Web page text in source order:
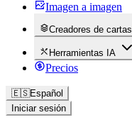
Imagen a imagen
Creadores de cartas
Herramientas IA
Precios
🇪🇸Español
Iniciar sesión